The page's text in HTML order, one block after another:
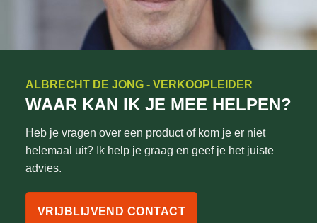
ALBRECHT DE JONG - VERKOOPLEIDER
WAAR KAN IK JE MEE HELPEN?
Heb je vragen over een product of kom je er niet
helemaal uit? Ik help je graag en geef je het juiste
advies.
VRIJBLIJVEND CONTACT